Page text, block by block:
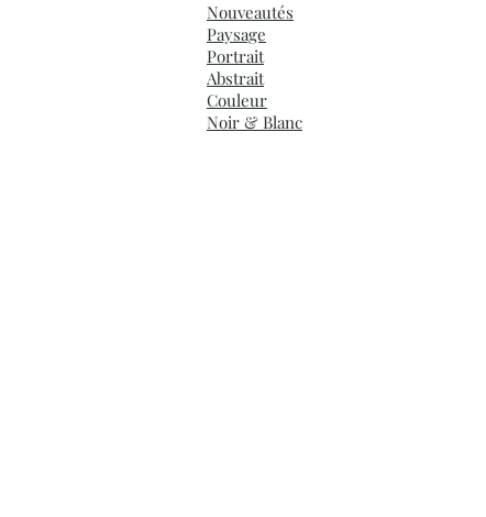
Nouveautés
Paysage
Portrait
Abstrait
Couleur
Noir & Blanc